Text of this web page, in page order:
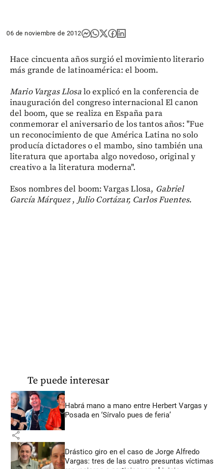
06 de noviembre de 2012
Hace cincuenta años surgió el movimiento literario
más grande de latinoamérica: el boom.
Mario Vargas Llosalo explicó en la conferencia de
inauguración del congreso internacional El canon
del boom, que se realiza en España para
conmemorar el aniversario de los tantos años: "Fue
un reconocimiento de que América Latina no solo
producía dictadores o el mambo, sino también una
literatura que aportaba algo novedoso, original y
creativo a la literatura moderna".
Esos nombres del boom: Vargas Llosa, Gabriel
García Márquez, Julio Cortázar, Carlos Fuentes.
Te puede interesar
Habrá mano a mano entre Herbert Vargas y
Posada en ‘Sírvalo pues de feria’
share
Drástico giro en el caso de Jorge Alfredo
Vargas: tres de las cuatro presuntas víctimas